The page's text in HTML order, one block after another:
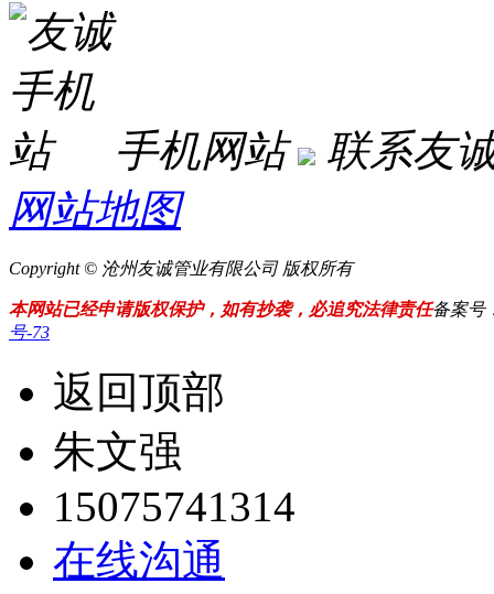
手机网站
联系友
网站地图
Copyright © 沧州友诚管业有限公司 版权所有
本网站已经申请版权保护，如有抄袭，必追究法律责任备案号
号-73
返回顶部
朱文强
15075741314
在线沟通